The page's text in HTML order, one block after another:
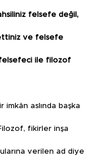
felsefe değil,
ve felsefe
ile filozof
imkân aslında başka
fikirler inşa
verilen ad diye